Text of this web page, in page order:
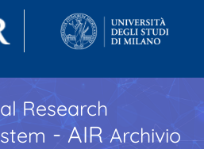
Research
- AIR Archivio